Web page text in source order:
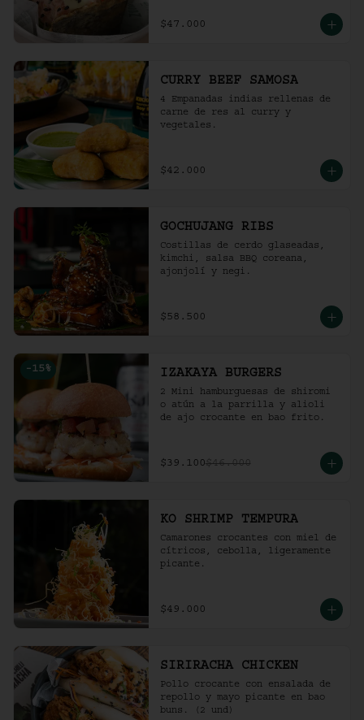
$47.000
CURRY BEEF SAMOSA
4 Empanadas indias rellenas de
carne de res al curry y
vegetales.
$42.000
GOCHUJANG RIBS
Costillas de cerdo glaseadas,
kimchi, salsa BBQ coreana,
ajonjolí y negi.
$58.500
-15 % IZAKAYA BURGERS
2 Mini hamburguesas de shiromi
o atún a la parrilla y alioli
de ajo crocante en bao frito.
$39.100$46.000
KO SHRIMP TEMPURA
Camarones crocantes con miel de
cítricos, cebolla, ligeramente
picante.
$49.000
SIRIRACHA CHICKEN
Pollo crocante con ensalada de
repollo y mayo picante en bao
buns. (2 und)